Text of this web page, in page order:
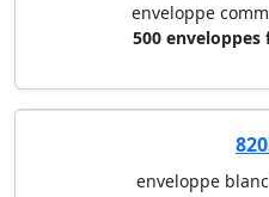
enveloppe
500 enveloppes
enveloppe